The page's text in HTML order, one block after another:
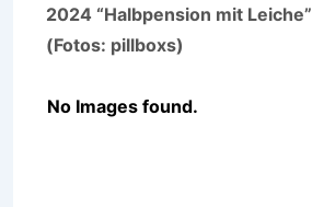
2024 “Halbpension mit Leiche”
(Fotos: pillboxs)
No Images found.